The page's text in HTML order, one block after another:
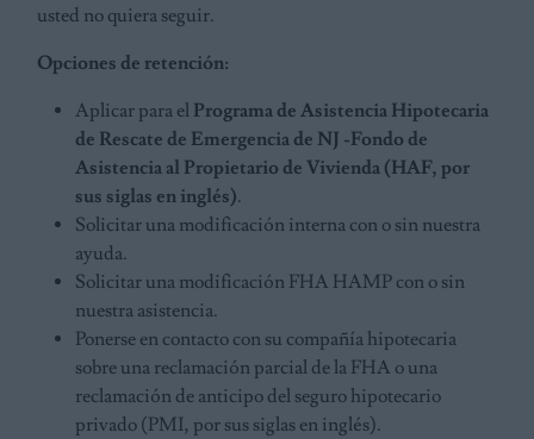
usted no quiera seguir.
Opciones de retención:
Aplicar para el Programa de Asistencia Hipotecaria
de Rescate de Emergencia de NJ -Fondo de
Asistencia al Propietario de Vivienda (HAF, por
sus siglas en inglés).
Solicitar una modificación interna con o sin nuestra
ayuda.
Solicitar una modificación FHA HAMP con o sin
nuestra asistencia.
Ponerse en contacto con su compañía hipotecaria
sobre una reclamación parcial de la FHA o una
reclamación de anticipo del seguro hipotecario
privado (PMI, por sus siglas en inglés).